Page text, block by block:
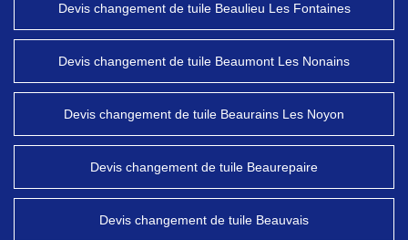
Devis changement de tuile Beaulieu Les Fontaines
Devis changement de tuile Beaumont Les Nonains
Devis changement de tuile Beaurains Les Noyon
Devis changement de tuile Beaurepaire
Devis changement de tuile Beauvais